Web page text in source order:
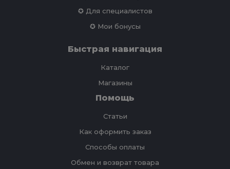
✪ Для специалистов
✪ Мои бонусы
Быстрая навигация
Каталог
Магазины
Помощь
Статьи
Как оформить заказ
Способы оплаты
Обмен и возврат товара